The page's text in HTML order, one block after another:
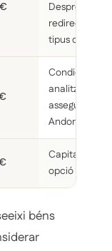
Després de
redirecció
tipus d'actiu
Condicions
analitzar; cal
Andorra
Capital
opció d'últim
béns